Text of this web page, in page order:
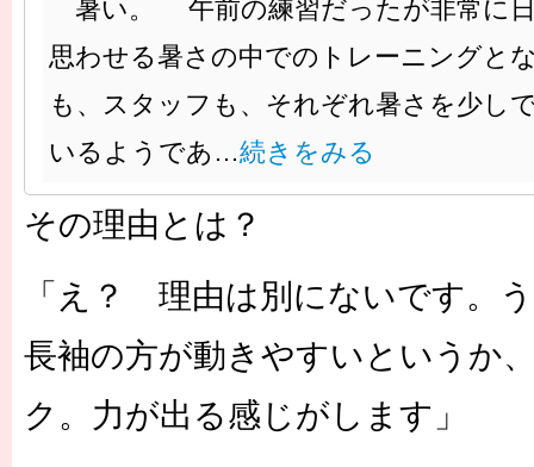
暑い。 午前の練習だったが非常に
思わせる暑さの中でのトレーニングと
も、スタッフも、それぞれ暑さを少し
いるようであ…続きをみる
その理由とは？
「え？ 理由は別にないです。
長袖の方が動きやすいというか
ク。力が出る感じがします」